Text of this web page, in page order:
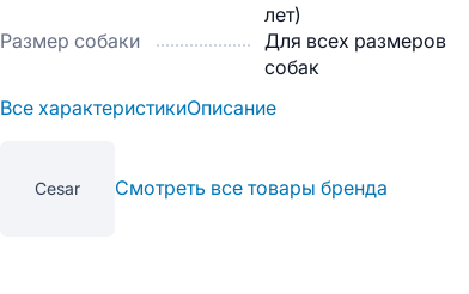
лет)
Размер собаки
Для всех размеров
собак
Все характеристикиОписание
Cesar Смотреть все товары бренда